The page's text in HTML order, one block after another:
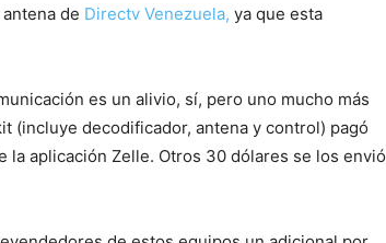
de Directv Venezuela, ya que esta
es un alivio, sí, pero uno mucho más
(incluye decodificador, antena y control) pagó
la aplicación Zelle. Otros 30 dólares se los envió